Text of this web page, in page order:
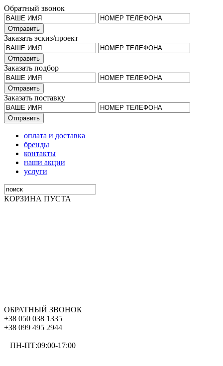
Обратный звонок
Заказать эскиз/проект
Заказать подбор
Заказать поставку
оплата и доставка
бренды
контакты
наши акции
услуги
КОРЗИНА ПУСТА
ОБРАТНЫЙ ЗВОНОК
+38 050 038 1335
+38 099 495 2944
ПН-ПТ:09:00-17:00